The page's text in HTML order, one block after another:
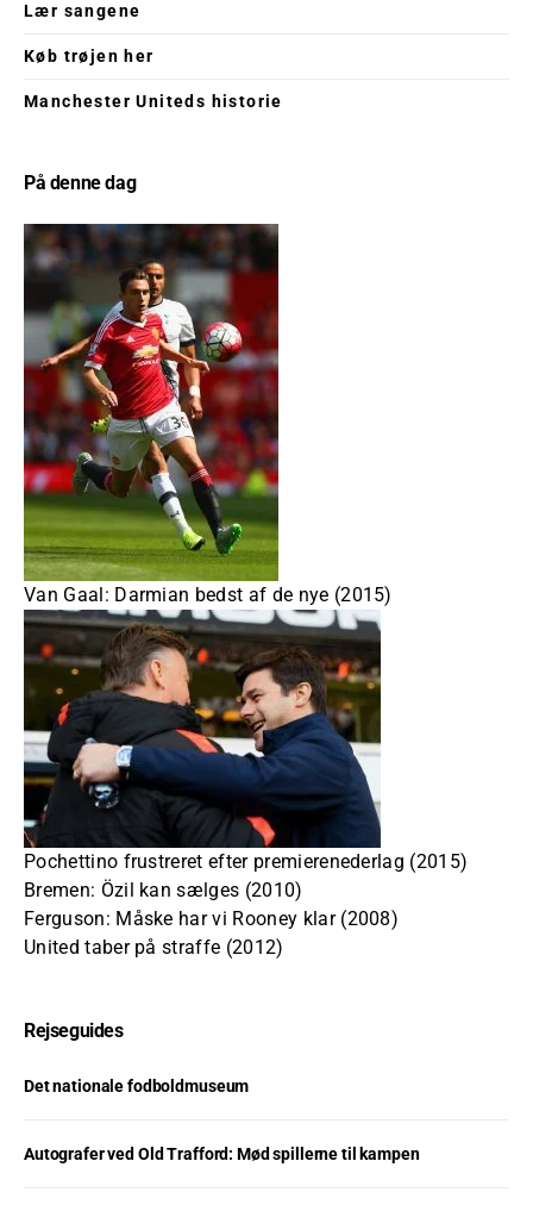
Lær sangene
Køb trøjen her
Manchester Uniteds historie
På denne dag
Van Gaal: Darmian bedst af de nye (2015)
Pochettino frustreret efter premierenederlag (2015)
Bremen: Özil kan sælges (2010)
Ferguson: Måske har vi Rooney klar (2008)
United taber på straffe (2012)
Rejseguides
Det nationale fodboldmuseum
Autografer ved Old Trafford: Mød spillerne til kampen